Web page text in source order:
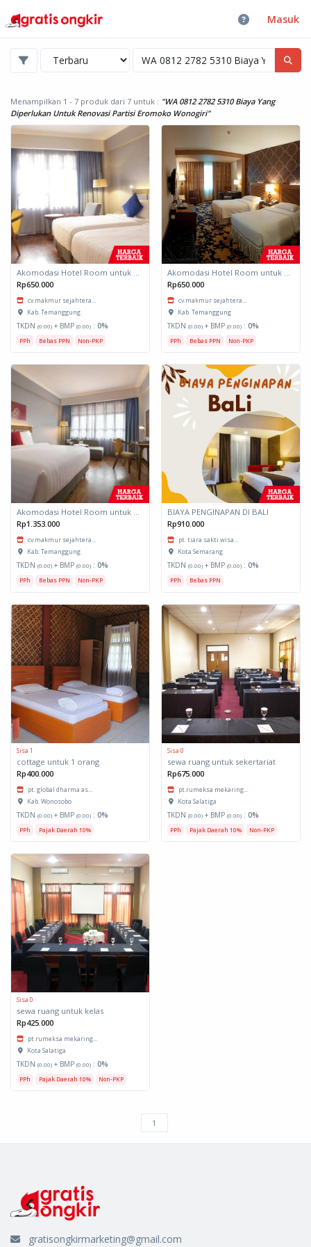
Masuk
Menampilkan 1 - 7 produk dari 7 untuk : "WA 0812 2782 5310 Biaya Yang
Diperlukan Untuk Renovasi Partisi Eromoko Wonogiri"
Rp650.000
cv.makmur sejahtera...
Kab. Temanggung
TKDN (0.00) + BMP (0.00) : 0%
PPh Bebas PPN Non-PKP
Rp650.000
cv.makmur sejahtera...
Kab. Temanggung
TKDN (0.00) + BMP (0.00) : 0%
PPh Bebas PPN Non-PKP
Akomodasi Hotel Room untuk daerah Padang, Sumatera Barat
Rp1.353.000
cv.makmur sejahtera...
Kab. Temanggung
TKDN (0.00) + BMP (0.00) : 0%
PPh Bebas PPN Non-PKP
BIAYA PENGINAPAN DI BALI
Rp910.000
pt. tiara sakti wisa...
Kota Semarang
TKDN (0.00) + BMP (0.00) : 0%
PPh Bebas PPN
Sisa 1
cottage untuk 1 orang
Rp400.000
pt. global dharma as...
Kab. Wonosobo
TKDN (0.00) + BMP (0.00) : 0%
PPh Pajak Daerah 10%
Sisa 0
sewa ruang untuk sekertariat
Rp675.000
pt.rumeksa mekaring...
Kota Salatiga
TKDN (0.00) + BMP (0.00) : 0%
PPh Pajak Daerah 10% Non-PKP
Sisa 0
sewa ruang untuk kelas
Rp425.000
pt.rumeksa mekaring...
Kota Salatiga
TKDN (0.00) + BMP (0.00) : 0%
PPh Pajak Daerah 10% Non-PKP
gratisongkirmarketing@gmail.com